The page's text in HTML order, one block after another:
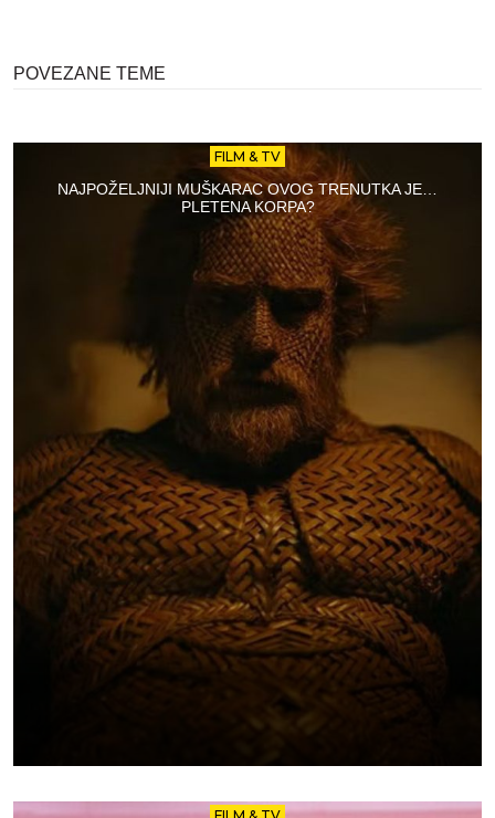
POVEZANE TEME
FILM & TV
NAJPOŽELJNIJI MUŠKARAC OVOG TRENUTKA JE…
PLETENA KORPA?